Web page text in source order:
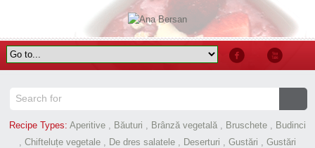
Recipe Types: Aperitive , Băuturi , Brânză vegetală , Bruschete , Budinci
, Chifteluțe vegetale , De dres salatele , Deserturi , Gustări , Gustări